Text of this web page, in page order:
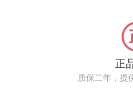
正
质保二年，提